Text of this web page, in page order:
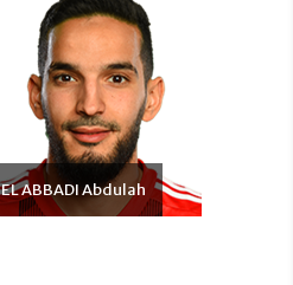
EL ABBADI Abdulah